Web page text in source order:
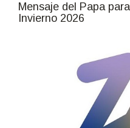
Mensaje del Papa
Invierno 2026